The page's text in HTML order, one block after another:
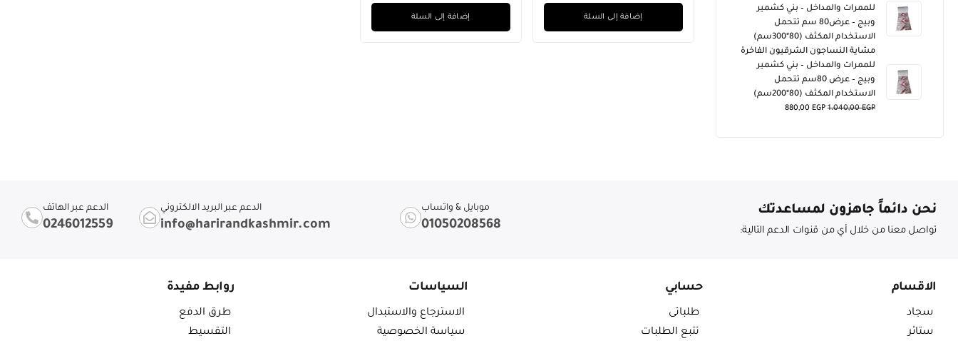
للممرات والمداخل – بني كشمير
وبيج – عرض80 سم تتحمل
الاستخدام المكثف (80*300سم)
مشاية النساجون الشرقيون الفاخرة
للممرات والمداخل – بني كشمير
وبيج – عرض 80سم تتحمل
الاستخدام المكثف (80*200سم)
1.040,00EGP
880,00 EGP
إضافة إلى السلة إضافة إلى السلة
نحن دائماً جاهزون لمساعدتك
تواصل معنا من خلال أي من قنوات الدعم التالية:
موبايل & واتساب
01050208568
الدعم عبر البريد الالكتروني
info@harirandkashmir.com
الدعم عبر الهاتف
0246012559
الاقسام
سجاد
ستائر
حسابي
طلباتى
تتبع الطلبات
السياسات
الاسترجاع والاستبدال
سياسة الخصوصية
روابط مفيدة
طرق الدفع
التقسيط